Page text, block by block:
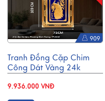
909
Tranh Đồng Cặp Chim
Công Dát Vàng 24k
9.936.000 VNĐ